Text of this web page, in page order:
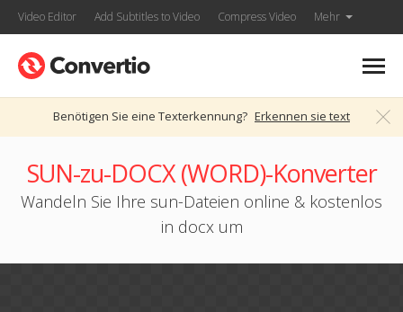
Video Editor Add Subtitles to Video Compress Video Mehr
Benötigen Sie eine Texterkennung? Erkennen sie text
SUN-zu-DOCX (WORD)-Konverter
Wandeln Sie Ihre sun-Dateien online & kostenlos
in docx um